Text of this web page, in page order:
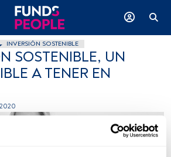
INVERSIÓN SOSTENIBLE
SOSTENIBLE, UN
A TENER EN